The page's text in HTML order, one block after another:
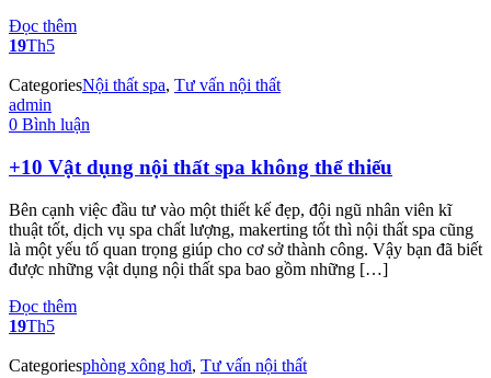
Đọc thêm
19Th5
CategoriesNội thất spa, Tư vấn nội thất
admin
0 Bình luận
+10 Vật dụng nội thất spa không thể thiếu
Bên cạnh việc đầu tư vào một thiết kế đẹp, đội ngũ nhân viên kĩ
thuật tốt, dịch vụ spa chất lượng, makerting tốt thì nội thất spa cũng
là một yếu tố quan trọng giúp cho cơ sở thành công. Vậy bạn đã biết
được những vật dụng nội thất spa bao gồm những […]
Đọc thêm
19Th5
Categoriesphòng xông hơi, Tư vấn nội thất